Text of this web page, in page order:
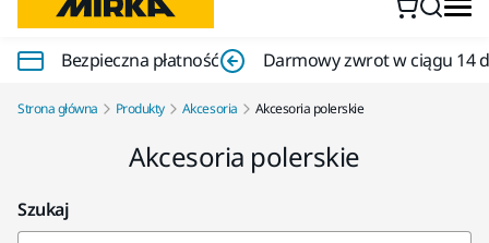
Bezpieczna płatność Darmowy zwrot w ciągu 14
Strona główna Produkty Akcesoria Akcesoria polerskie
Akcesoria polerskie
Szukaj